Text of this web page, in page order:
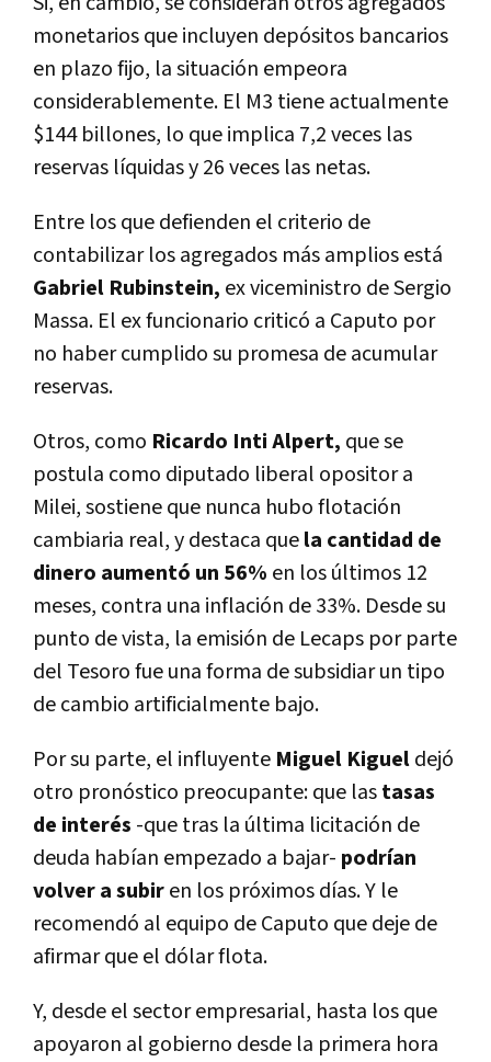
monetarios que incluyen depósitos bancarios
en plazo fijo, la situación empeora
considerablemente. El M3 tiene actualmente
$144 billones, lo que implica 7,2 veces las
reservas líquidas y 26 veces las netas.
Entre los que defienden el criterio de
contabilizar los agregados más amplios está
Gabriel Rubinstein, ex viceministro de Sergio
Massa. El ex funcionario criticó a Caputo por
no haber cumplido su promesa de acumular
reservas.
Otros, como Ricardo Inti Alpert, que se
postula como diputado liberal opositor a
Milei, sostiene que nunca hubo flotación
cambiaria real, y destaca quela cantidad de
dinero aumentó un 56% en los últimos 12
meses, contra una inflación de 33%. Desde su
punto de vista, la emisión de Lecaps por parte
del Tesoro fue una forma de subsidiar un tipo
de cambio artificialmente bajo.
Por su parte, el influyente Miguel Kigueldejó
otro pronóstico preocupante: que lastasas
de interés -que tras la última licitación de
deuda habían empezado a bajar- podrían
volver a subiren los próximos días. Y le
recomendó al equipo de Caputo que deje de
afirmar que el dólar flota.
Y, desde el sector empresarial, hasta los que
apoyaron al gobierno desde la primera hora